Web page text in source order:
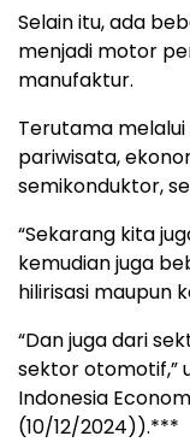
Selain itu, ada
menjadi motor
manufaktur.
Terutama melalui
pariwisata,
semikonduktor,
“Sekarang kita
kemudian juga
hilirisasi maupun
“Dan juga dari
sektor otomotif,”
Indonesia
(10/12/2024)).***